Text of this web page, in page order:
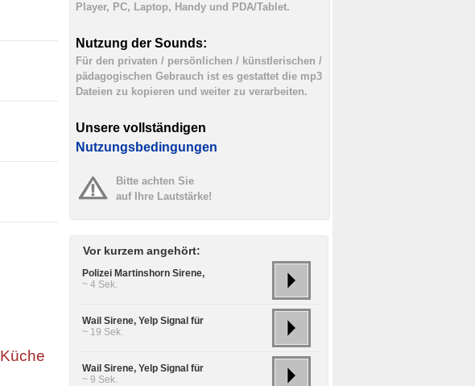
Küche
Player, PC, Laptop, Handy und PDA/Tablet.
Nutzung der Sounds:
Für den privaten / persönlichen / künstlerischen /
pädagogischen Gebrauch ist es gestattet die mp3
Dateien zu kopieren und weiter zu verarbeiten.
Unsere vollständigen
Nutzungsbedingungen
Bitte achten Sie
auf Ihre Lautstärke!
Vor kurzem angehört:
Polizei Martinshorn Sirene,
~ 4 Sek.
Wail Sirene, Yelp Signal für
~ 19 Sek.
Wail Sirene, Yelp Signal für
~ 9 Sek.